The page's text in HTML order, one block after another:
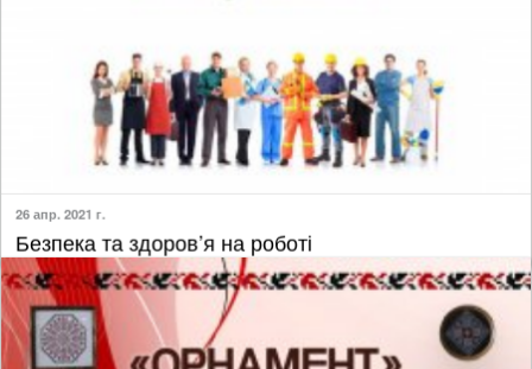
26 апр. 2021 г.
​Безпека та здоров’я на роботі